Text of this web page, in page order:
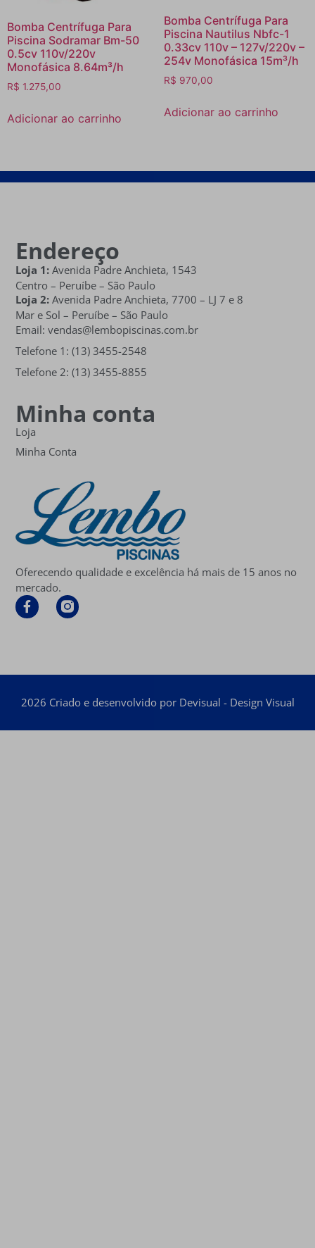
Bomba Centrífuga Para
Piscina Sodramar Bm-50
0.5cv 110v/220v
Monofásica 8.64m³/h
R$ 1.275,00
Adicionar ao carrinho
Bomba Centrífuga Para
Piscina Nautilus Nbfc-1
0.33cv 110v – 127v/220v –
254v Monofásica 15m³/h
R$ 970,00
Adicionar ao carrinho
Oferecendo qualidade e excelência há mais de 15 anos no
mercado.
Minha conta
Loja
Minha Conta
Endereço
Loja 1: Avenida Padre Anchieta, 1543
Centro – Peruíbe – São Paulo
Loja 2: Avenida Padre Anchieta,7700 – LJ 7 e 8
Mar e Sol – Peruíbe – São Paulo
Email: vendas@lembopiscinas.com.br
Telefone 1: (13) 3455-2548
Telefone 2: (13) 3455-8855
2026 Criado e desenvolvido por Devisual - Design Visual